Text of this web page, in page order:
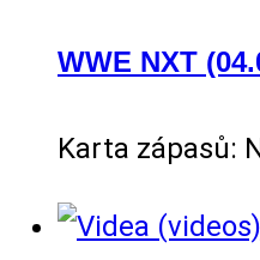
WWE NXT
Karta zápasů: